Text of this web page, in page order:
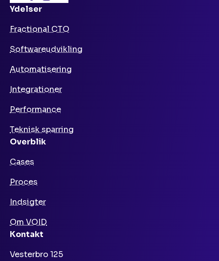
Ydelser
Fractional CTO
Softwareudvikling
Automatisering
Integrationer
Performance
Teknisk sparring
Overblik
Cases
Proces
Indsigter
Om VOID
Kontakt
Vesterbro 125